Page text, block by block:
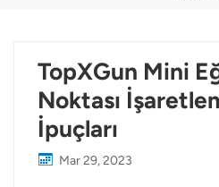
TopXGun Mini
Noktası
İpuçları
Mar 29, 2023